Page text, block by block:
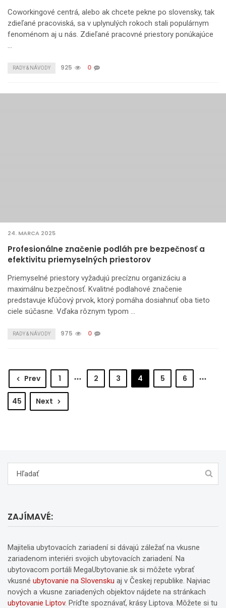
Coworkingové centrá, alebo ak chcete pekne po slovensky, tak
zdieľané pracoviská, sa v uplynulých rokoch stali populárnym
fenoménom aj u nás. Zdieľané pracovné priestory ponúkajúce
…
RADY & NÁVODY 925 0
24. MARCA 2025
Profesionálne značenie podláh pre bezpečnosť a
efektivitu priemyselných priestorov
Priemyselné priestory vyžadujú precíznu organizáciu a
maximálnu bezpečnosť. Kvalitné podlahové značenie
predstavuje kľúčový prvok, ktorý pomáha dosiahnuť oba tieto
ciele súčasne. Vďaka rôznym typom …
RADY & NÁVODY 975 0
Prev 1 2 3 4 5 6
45 Next
ZAJÍMAVÉ:
Majitelia ubytovacích zariadení si dávajú záležať na vkusne
zariadenom interiéri svojich ubytovacích zariadení. Na
ubytovacom portáli MegaUbytovanie.sk si môžete vybrať
vkusné ubytovanie na Slovensku aj v Českej republike. Najviac
nových a vkusne zariadených objektov nájdete na stránkach
ubytovanie Liptov. Príďte spoznávať, krásy Liptova. Môžete si tu